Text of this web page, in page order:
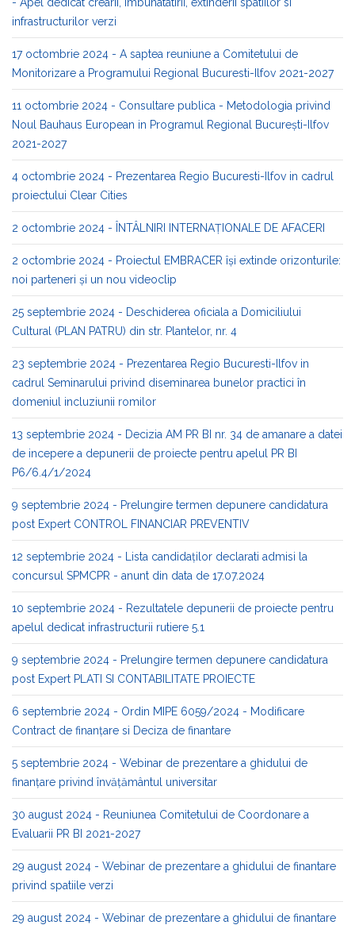
infrastructurilor verzi
17 octombrie 2024 - A saptea reuniune a Comitetului de
Monitorizare a Programului Regional Bucuresti-Ilfov 2021-2027
11 octombrie 2024 - Consultare publica - Metodologia privind
Noul Bauhaus European in Programul Regional București-Ilfov
2021-2027
4 octombrie 2024 - Prezentarea Regio Bucuresti-Ilfov in cadrul
proiectului Clear Cities
2 octombrie 2024 - ÎNTÂLNIRI INTERNAȚIONALE DE AFACERI
2 octombrie 2024 - Proiectul EMBRACER își extinde orizonturile:
noi parteneri și un nou videoclip
25 septembrie 2024 - Deschiderea oficiala a Domiciliului
Cultural (PLAN PATRU) din str. Plantelor, nr. 4
23 septembrie 2024 - Prezentarea Regio Bucuresti-Ilfov in
cadrul Seminarului privind diseminarea bunelor practici în
domeniul incluziunii romilor
13 septembrie 2024 - Decizia AM PR BI nr. 34 de amanare a datei
de incepere a depunerii de proiecte pentru apelul PR BI
P6/6.4/1/2024
9 septembrie 2024 - Prelungire termen depunere candidatura
post Expert CONTROL FINANCIAR PREVENTIV
12 septembrie 2024 - Lista candidaților declarati admisi la
concursul SPMCPR - anunt din data de 17.07.2024
10 septembrie 2024 - Rezultatele depunerii de proiecte pentru
apelul dedicat infrastructurii rutiere 5.1
9 septembrie 2024 - Prelungire termen depunere candidatura
post Expert PLATI SI CONTABILITATE PROIECTE
6 septembrie 2024 - Ordin MIPE 6059/2024 - Modificare
Contract de finanţare si Deciza de finantare
5 septembrie 2024 - Webinar de prezentare a ghidului de
finanțare privind învățământul universitar
30 august 2024 - Reuniunea Comitetului de Coordonare a
Evaluarii PR BI 2021-2027
29 august 2024 - Webinar de prezentare a ghidului de finantare
privind spatiile verzi
29 august 2024 - Webinar de prezentare a ghidului de finantare